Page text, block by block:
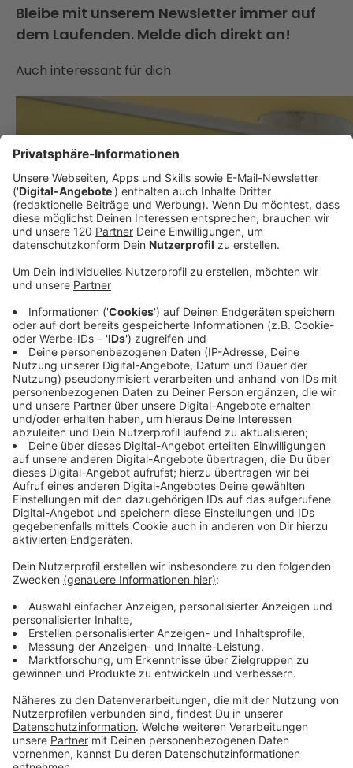
Bleibe mit unserem Newsletter immer auf
dem Laufenden. Melde dich direkt an!
Auch interessant für dich